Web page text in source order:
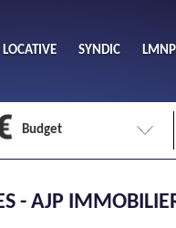
SYNDIC LMNP
Budget
- AJP